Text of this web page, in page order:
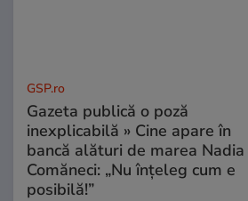
GSP.ro
Gazeta publică o poză
inexplicabilă » Cine apare în
bancă alături de marea Nadia
Comăneci: „Nu înțeleg cum e
posibilă!”